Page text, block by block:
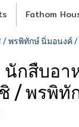
Fathom
พรพิทักษ์ นิ่มอนงค์ /
นักสืบอา
/ พรพิ